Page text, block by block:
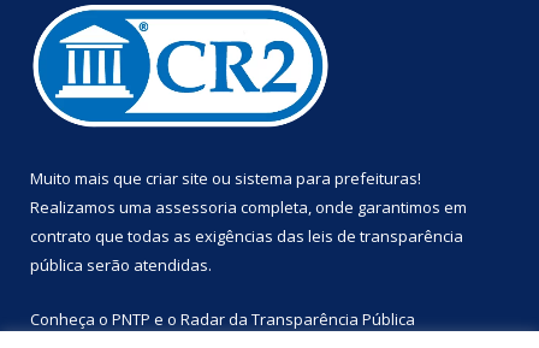
Muito mais que criar site ou sistema para prefeituras!
Realizamos uma assessoria completa, onde garantimos em
contrato que todas as exigências das leis de transparência
pública serão atendidas.
Conheça o PNTP e o Radar da Transparência Pública